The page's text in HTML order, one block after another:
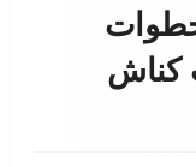
كناش